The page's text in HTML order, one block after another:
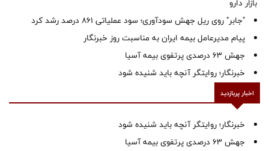
بازار دارو
"جابر" روی ریل جهش سودآوری؛ سود عملیاتی ۸۶۱ درصد رشد کرد
پیام مدیرعامل بیمه ایران به مناسبت روز خبرنگار
جهش ۶۳ درصدی پرتفوی بیمه آسیا
خبرنگار؛ روایتگر آنچه باید شنیده شود
اخبار پربازدید
خبرنگار؛ روایتگر آنچه باید شنیده شود
جهش ۶۳ درصدی پرتفوی بیمه آسیا